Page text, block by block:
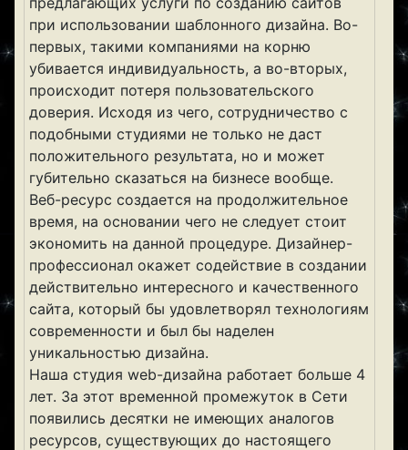
при использовании шаблонного дизайна. Во-
первых, такими компаниями на корню
убивается индивидуальность, а во-вторых,
происходит потеря пользовательского
доверия. Исходя из чего, сотрудничество с
подобными студиями не только не даст
положительного результата, но и может
губительно сказаться на бизнесе вообще.
Веб-ресурс создается на продолжительное
время, на основании чего не следует стоит
экономить на данной процедуре. Дизайнер-
профессионал окажет содействие в создании
действительно интересного и качественного
сайта, который бы удовлетворял технологиям
современности и был бы наделен
уникальностью дизайна.
Наша студия web-дизайна работает больше 4
лет. За этот временной промежуток в Сети
появились десятки не имеющих аналогов
ресурсов, существующих до настоящего